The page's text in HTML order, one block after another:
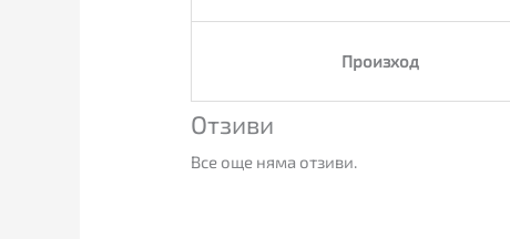
Произход
Отзиви
Все още няма отзиви.